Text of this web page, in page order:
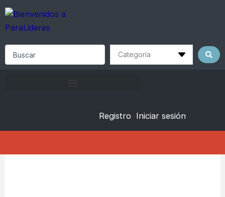
Skip
content
Registro Iniciar sesión